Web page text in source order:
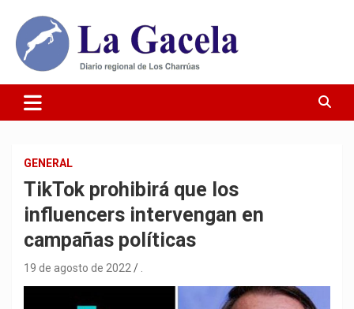
contenido
Diario La Gacela
GENERAL
TikTok prohibirá que los
influencers intervengan en
campañas políticas
19 de agosto de 2022